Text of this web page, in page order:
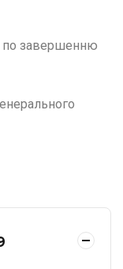
по завершенню